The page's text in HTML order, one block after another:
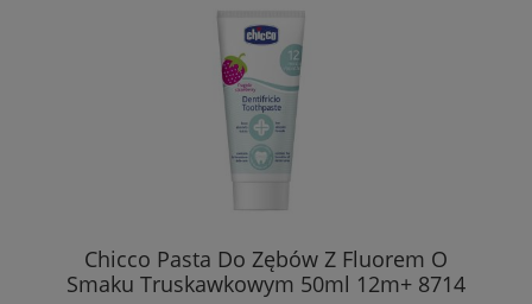
Chicco Pasta Do Zębów Z Fluorem O
Smaku Truskawkowym 50ml 12m+ 8714